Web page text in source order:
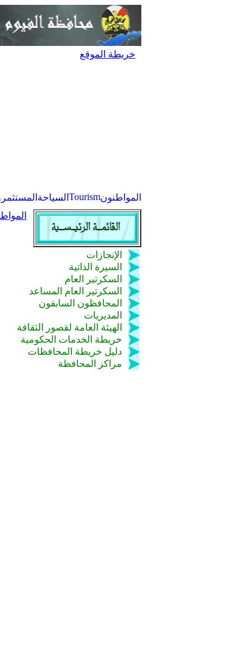
خريطة الموقع
المواطنونTourism السياحة
الإنجازات
السيرة الذاتية
السكرتير العام
السكرتير العام المساعد
المحافظون السابقون
المديريات
الهيئة العامة لقصور الثقافة
خريطة الخدمات الحكومية
دليل خريطة المحافظات
مراكز المحافظة